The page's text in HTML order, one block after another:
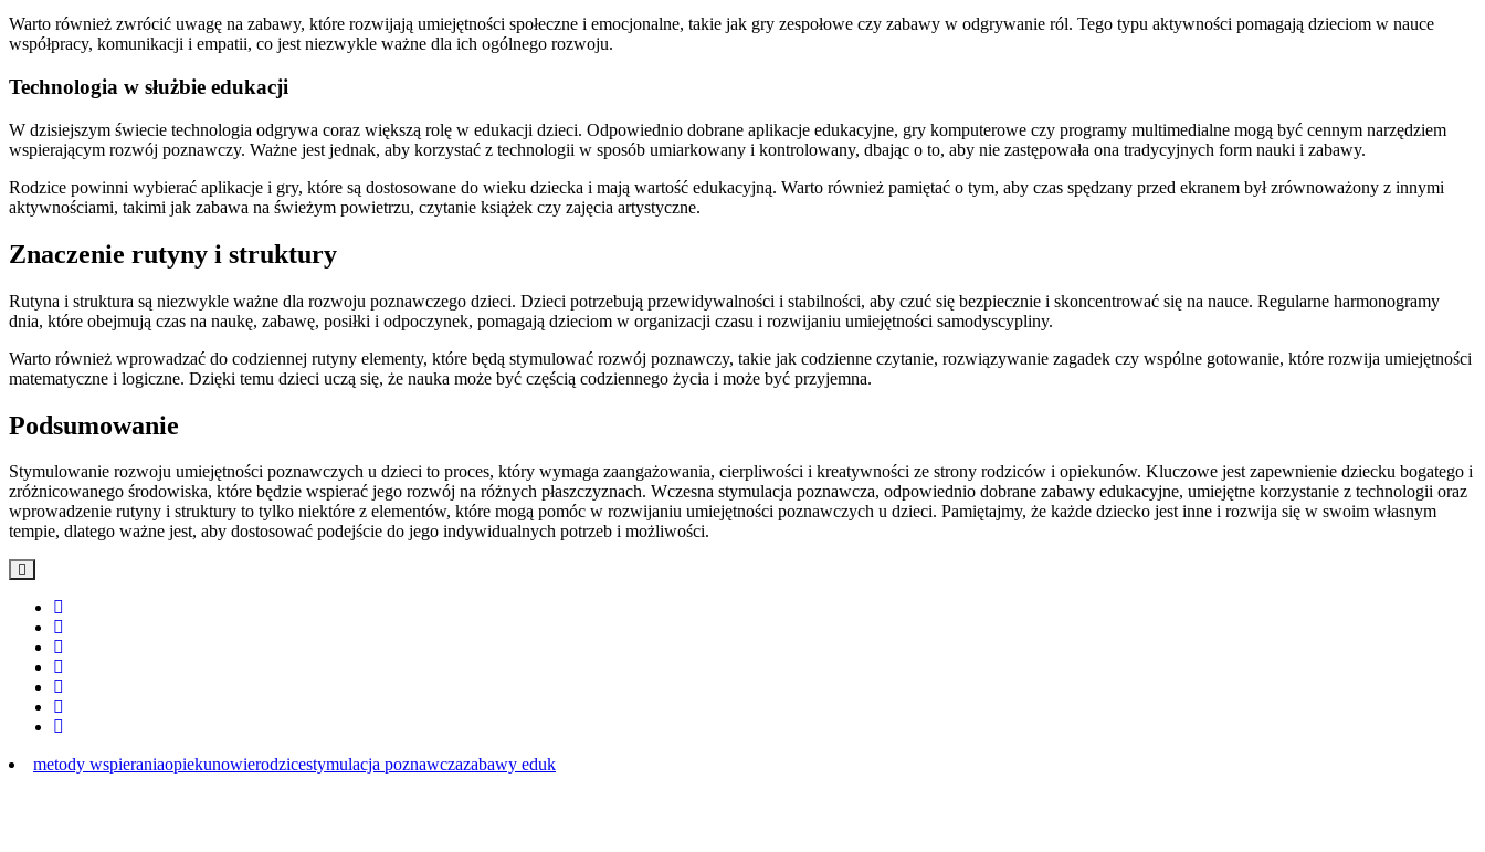
Warto również zwrócić uwagę na zabawy, które rozwijają umiejętności społeczne i emocjonalne, takie jak gry zespołowe czy zabawy w odgrywanie ról. Tego typu aktywności pomagają dzieciom w nauce
współpracy, komunikacji i empatii, co jest niezwykle ważne dla ich ogólnego rozwoju.
Technologia w służbie edukacji
W dzisiejszym świecie technologia odgrywa coraz większą rolę w edukacji dzieci. Odpowiednio dobrane aplikacje edukacyjne, gry komputerowe czy programy multimedialne mogą być cennym narzędziem
wspierającym rozwój poznawczy. Ważne jest jednak, aby korzystać z technologii w sposób umiarkowany i kontrolowany, dbając o to, aby nie zastępowała ona tradycyjnych form nauki i zabawy.
Rodzice powinni wybierać aplikacje i gry, które są dostosowane do wieku dziecka i mają wartość edukacyjną. Warto również pamiętać o tym, aby czas spędzany przed ekranem był zrównoważony z innymi
aktywnościami, takimi jak zabawa na świeżym powietrzu, czytanie książek czy zajęcia artystyczne.
Znaczenie rutyny i struktury
Rutyna i struktura są niezwykle ważne dla rozwoju poznawczego dzieci. Dzieci potrzebują przewidywalności i stabilności, aby czuć się bezpiecznie i skoncentrować się na nauce. Regularne harmonogramy
dnia, które obejmują czas na naukę, zabawę, posiłki i odpoczynek, pomagają dzieciom w organizacji czasu i rozwijaniu umiejętności samodyscypliny.
Warto również wprowadzać do codziennej rutyny elementy, które będą stymulować rozwój poznawczy, takie jak codzienne czytanie, rozwiązywanie zagadek czy wspólne gotowanie, które rozwija umiejętności
matematyczne i logiczne. Dzięki temu dzieci uczą się, że nauka może być częścią codziennego życia i może być przyjemna.
Podsumowanie
Stymulowanie rozwoju umiejętności poznawczych u dzieci to proces, który wymaga zaangażowania, cierpliwości i kreatywności ze strony rodziców i opiekunów. Kluczowe jest zapewnienie dziecku bogatego i
zróżnicowanego środowiska, które będzie wspierać jego rozwój na różnych płaszczyznach. Wczesna stymulacja poznawcza, odpowiednio dobrane zabawy edukacyjne, umiejętne korzystanie z technologii oraz
wprowadzenie rutyny i struktury to tylko niektóre z elementów, które mogą pomóc w rozwijaniu umiejętności poznawczych u dzieci. Pamiętajmy, że każde dziecko jest inne i rozwija się w swoim własnym
tempie, dlatego ważne jest, aby dostosować podejście do jego indywidualnych potrzeb i możliwości.
metody wspieraniaopiekunowierodzicestymulacja poznawczazabawy eduk